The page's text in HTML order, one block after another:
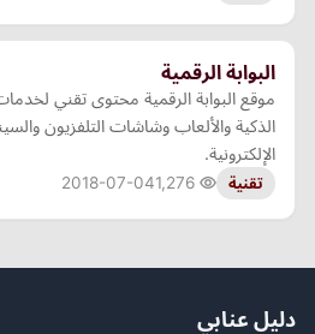
البوابة الرقمية
موقع البوابة الرقمية محتوى تقني
الذكية والألعاب وشاشات التلفزيون
الإلكترونية.
تقنية 2018-07-04
دليل عنابي